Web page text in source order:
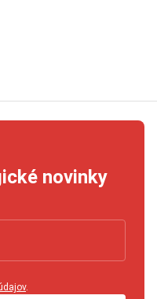
novinky
.